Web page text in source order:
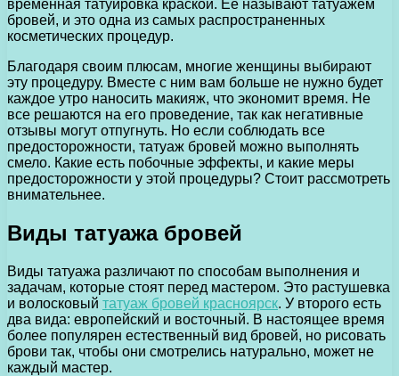
временная татуировка краской. Ее называют татуажем
бровей, и это одна из самых распространенных
косметических процедур.
Благодаря своим плюсам, многие женщины выбирают
эту процедуру. Вместе с ним вам больше не нужно будет
каждое утро наносить макияж, что экономит время. Не
все решаются на его проведение, так как негативные
отзывы могут отпугнуть. Но если соблюдать все
предосторожности, татуаж бровей можно выполнять
смело. Какие есть побочные эффекты, и какие меры
предосторожности у этой процедуры? Стоит рассмотреть
внимательнее.
Виды татуажа бровей
Виды татуажа различают по способам выполнения и
задачам, которые стоят перед мастером. Это растушевка
и волосковый татуаж бровей красноярск. У второго есть
два вида: европейский и восточный. В настоящее время
более популярен естественный вид бровей, но рисовать
брови так, чтобы они смотрелись натурально, может не
каждый мастер.